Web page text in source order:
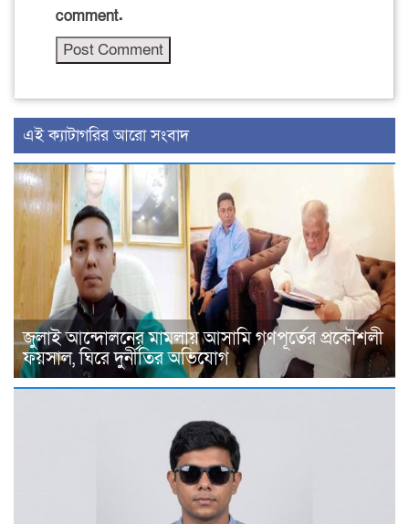
comment.
‍এই ক্যাটাগরির ‍আরো সংবাদ
জুলাই আন্দোলনের মামলায় আসামি গণপূর্তের প্রকৌশলী
ফয়সাল, ঘিরে দুর্নীতির অভিযোগ